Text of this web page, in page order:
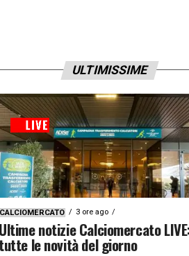
ULTIMISSIME
CALCIOMERCATO 3 ore ago
Ultime notizie Calciomercato
tutte le novità del giorno